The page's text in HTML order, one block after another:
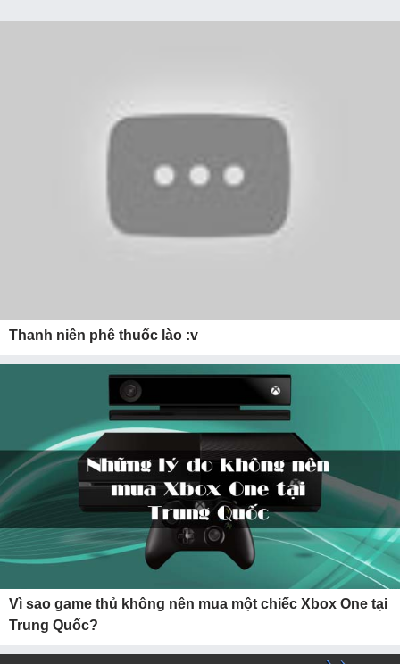
Thanh niên phê thuốc lào :v
Vì sao game thủ không nên mua một chiếc Xbox One tại
Trung Quốc?